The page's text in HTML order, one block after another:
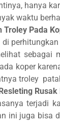
hanya
waktu
Troley Pada
sebagai
koper
troley
Rusak
terjadi
ini juga bisa